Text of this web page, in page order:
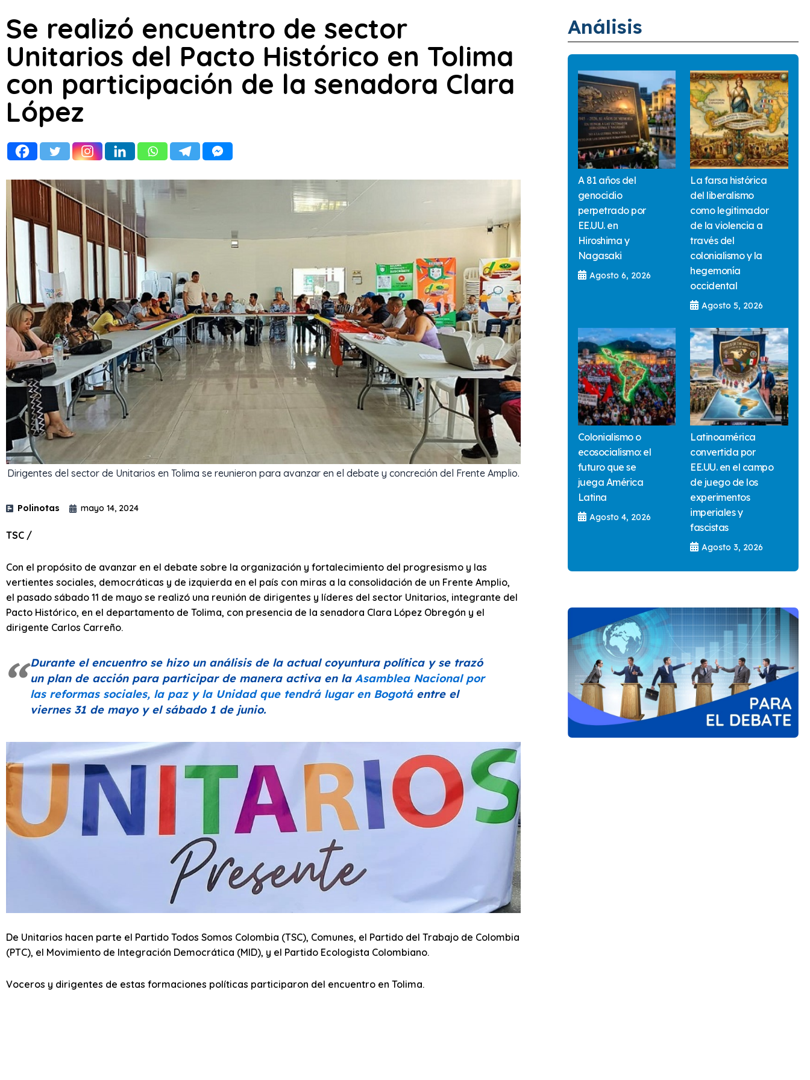
Se realizó encuentro de sector
Unitarios del Pacto Histórico en Tolima
con participación de la senadora Clara
López
Dirigentes del sector de Unitarios en Tolima se reunieron para avanzar en el debate y concreción del Frente Amplio.
Polinotas mayo 14, 2024
TSC /
Con el propósito de avanzar en el debate sobre la organización y fortalecimiento del progresismo y las
vertientes sociales, democráticas y de izquierda en el país con miras a la consolidación de un Frente Amplio,
el pasado sábado 11 de mayo se realizó una reunión de dirigentes y líderes del sector Unitarios, integrante del
Pacto Histórico, en el departamento de Tolima, con presencia de la senadora Clara López Obregón y el
dirigente Carlos Carreño.
Durante el encuentro se hizo un análisis de la actual coyuntura política y se trazó
un plan de acción para participar de manera activa en la Asamblea Nacional por
las reformas sociales, la paz y la Unidad que tendrá lugar en Bogotáentre el
viernes 31 de mayo y el sábado 1 de junio.
De Unitarios hacen parte el Partido Todos Somos Colombia (TSC), Comunes, el Partido del Trabajo de Colombia
(PTC), el Movimiento de Integración Democrática (MID), y el Partido Ecologista Colombiano.
Voceros y dirigentes de estas formaciones políticas participaron del encuentro en Tolima.
Análisis
A 81 años del
genocidio
perpetrado por
EE.UU. en
Hiroshima y
Nagasaki
Agosto 6, 2026
La farsa histórica
del liberalismo
como legitimador
de la violencia a
través del
colonialismo y la
hegemonía
occidental
Agosto 5, 2026
Colonialismo o
ecosocialismo: el
futuro que se
juega América
Latina
Agosto 4, 2026
Latinoamérica
convertida por
EE.UU. en el campo
de juego de los
experimentos
imperiales y
fascistas
Agosto 3, 2026